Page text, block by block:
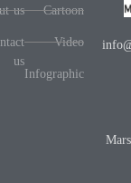
Cartoon
Video
Infographic
About us
Contact